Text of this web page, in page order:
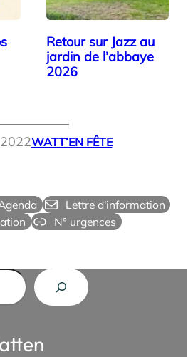
Retour sur Jazz au
jardin de l’abbaye
2026
WATT’EN FÊTE
Lettre d'information
N° urgences